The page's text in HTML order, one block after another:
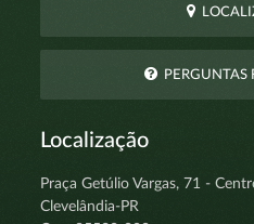
PERGUNTAS
Localização
Praça Getúlio Vargas, 71 -
Clevelândia-PR